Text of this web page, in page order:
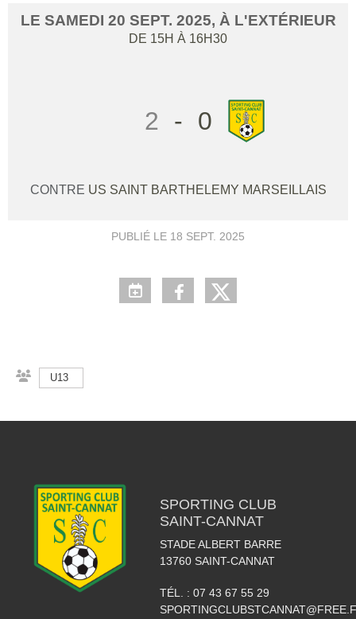
LE SAMEDI 20 SEPT. 2025, À L'EXTÉRIEUR
DE 15H À 16H30
2 - 0
CONTRE US SAINT BARTHELEMY MARSEILLAIS
PUBLIÉ LE 18 SEPT. 2025
U13
SPORTING CLUB
SAINT-CANNAT
STADE ALBERT BARRE
13760 SAINT-CANNAT
TÉL. : 07 43 67 55 29